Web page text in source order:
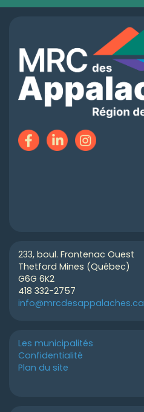
233, boul. Frontenac Ouest
Thetford Mines (Québec)
G6G 6K2
418 332-2757
info@mrcdesappalaches.ca
Les municipalités
Confidentialité
Plan du site